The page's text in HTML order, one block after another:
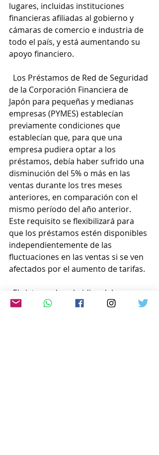
lugares, incluidas instituciones
financieras afiliadas al gobierno y
cámaras de comercio e industria de
todo el país, y está aumentando su
apoyo financiero.
Los Préstamos de Red de Seguridad
de la Corporación Financiera de
Japón para pequeñas y medianas
empresas (PYMES) establecían
previamente condiciones que
establecían que, para que una
empresa pudiera optar a los
préstamos, debía haber sufrido una
disminución del 5% o más en las
ventas durante los tres meses
anteriores, en comparación con el
mismo período del año anterior.
Este requisito se flexibilizará para
que los préstamos estén disponibles
independientemente de las
fluctuaciones en las ventas si se ven
afectados por el aumento de tarifas.
El sistema de subsidios del
ministerio priorizará a los